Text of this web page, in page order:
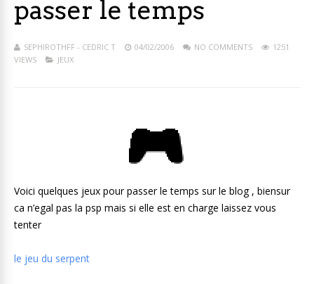
passer le temps
SEPHIROTHFF - CEDRIC T 04/02/2006 NO COMMENTS
1251
VIEWS
JEUX
Voici quelques jeux pour passer le temps sur le blog , biensur
ca n’egal pas la psp mais si elle est en charge laissez vous
tenter
le jeu du serpent